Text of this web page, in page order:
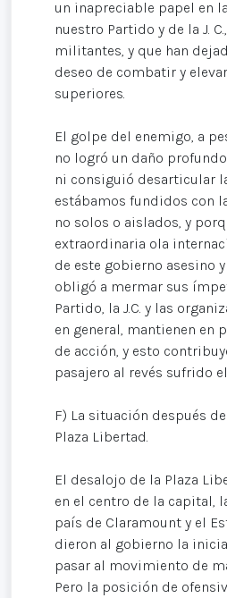
un inapreciable papel en
nuestro Partido y de la J.
militantes, y que han
deseo de combatir y
superiores.
El golpe del enemigo, a
no logró un daño
ni consiguió desarticular
estábamos fundidos con
no solos o aislados, y
extraordinaria ola
de este gobierno asesino
obligó a mermar sus
Partido, la J.C. y las
en general, mantienen en
de acción, y esto
pasajero al revés sufrido
F) La situación después
Plaza Libertad.
El desalojo de la Plaza
en el centro de la capital,
país de Claramount y el
dieron al gobierno la
pasar al movimiento de
Pero la posición de